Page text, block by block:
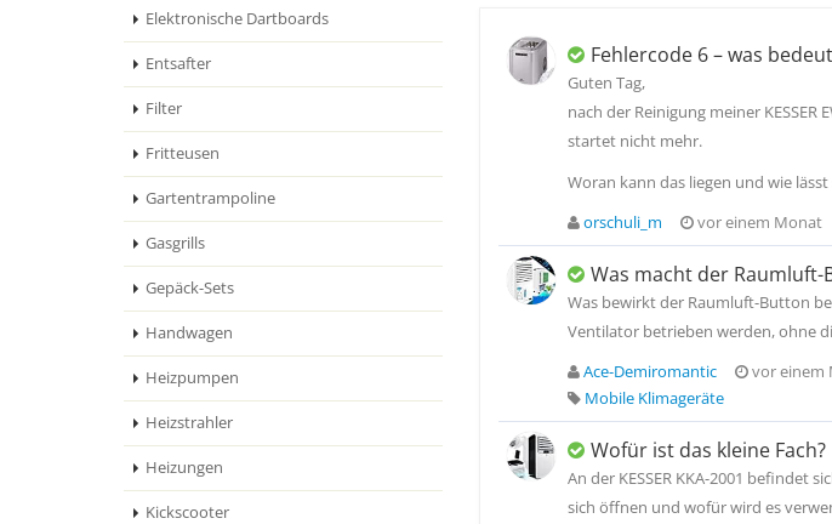
Elektronische Dartboards
Entsafter
Filter
Fritteusen
Gartentrampoline
Gasgrills
Gepäck-Sets
Handwagen
Heizpumpen
Heizstrahler
Heizungen
Kickscooter
Fehlercode 6 – was
Guten Tag,
nach der Reinigung meiner KESSER
startet nicht mehr.
Woran kann das liegen und wie
orschuli_m
vor einem Monat
Was macht der Raumluft-
Was bewirkt der Raumluft-Button
Ventilator betrieben werden, ohne
Ace-Demiromantic
vor einem
Mobile Klimageräte
Wofür ist das kleine Fach?
An der KESSER KKA-2001 befindet
sich öffnen und wofür wird es